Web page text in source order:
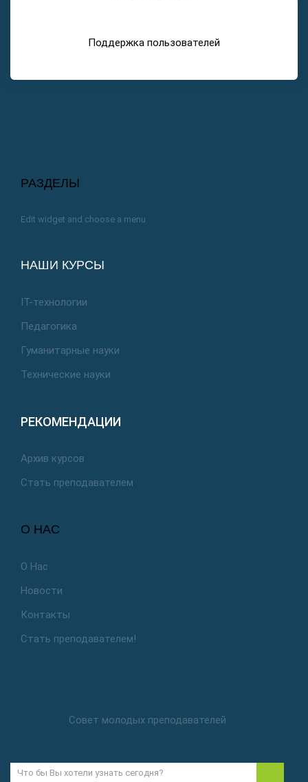
Поддержка пользователей
РАЗДЕЛЫ
Edit widget and choose a menu
НАШИ КУРСЫ
IT-технологии
Педагогика
Гуманитарные науки
Технические науки
РЕКОМЕНДАЦИИ
Архив курсов
Стать преподавателем
О НАС
О Нас
Новости
Контакты
Стать преподавателем!
Совет молодых преподавателей